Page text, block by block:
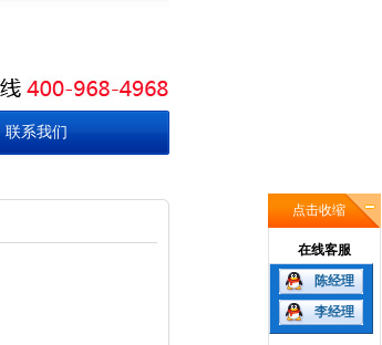
联系我们
点击收缩
在线客服
陈经理
李经理